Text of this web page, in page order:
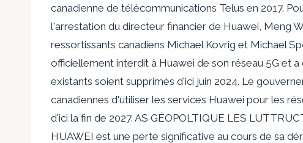
canadienne de télécommunications Telus en 2017.
l'arrestation du directeur financier de Huawei, Meng
ressortissants canadiens Michael Kovrig et Michael
officiellement interdit à Huawei de son réseau 5G et
existants soient supprimés d'ici juin 2024. Le
canadiennes d'utiliser les services Huawei pour les
d'ici la fin de 2027. AS GÉOPOLTIQUE LES
HUAWEI est une perte significative au cours de sa